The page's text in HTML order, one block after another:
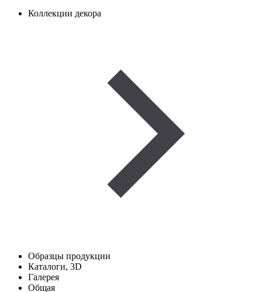
Коллекции декора
Образцы продукции
Каталоги, 3D
Галерея
Общая